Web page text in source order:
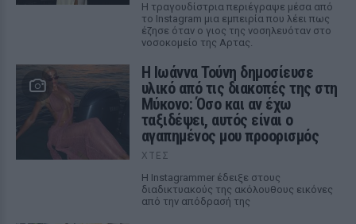
Η τραγουδίστρια περιέγραψε μέσα από
το Instagram μια εμπειρία που λέει πως
έζησε όταν ο γιος της νοσηλευόταν στο
νοσοκομείο της Αρτας.
Η Ιωάννα Τούνη δημοσίευσε
υλικό από τις διακοπές της στη
Μύκονο: Όσο και αν έχω
ταξιδέψει, αυτός είναι ο
αγαπημένος μου προορισμός
ΧΤΕΣ
Η Instagrammer έδειξε στους
διαδικτυακούς της ακόλουθους εικόνες
από την απόδρασή της